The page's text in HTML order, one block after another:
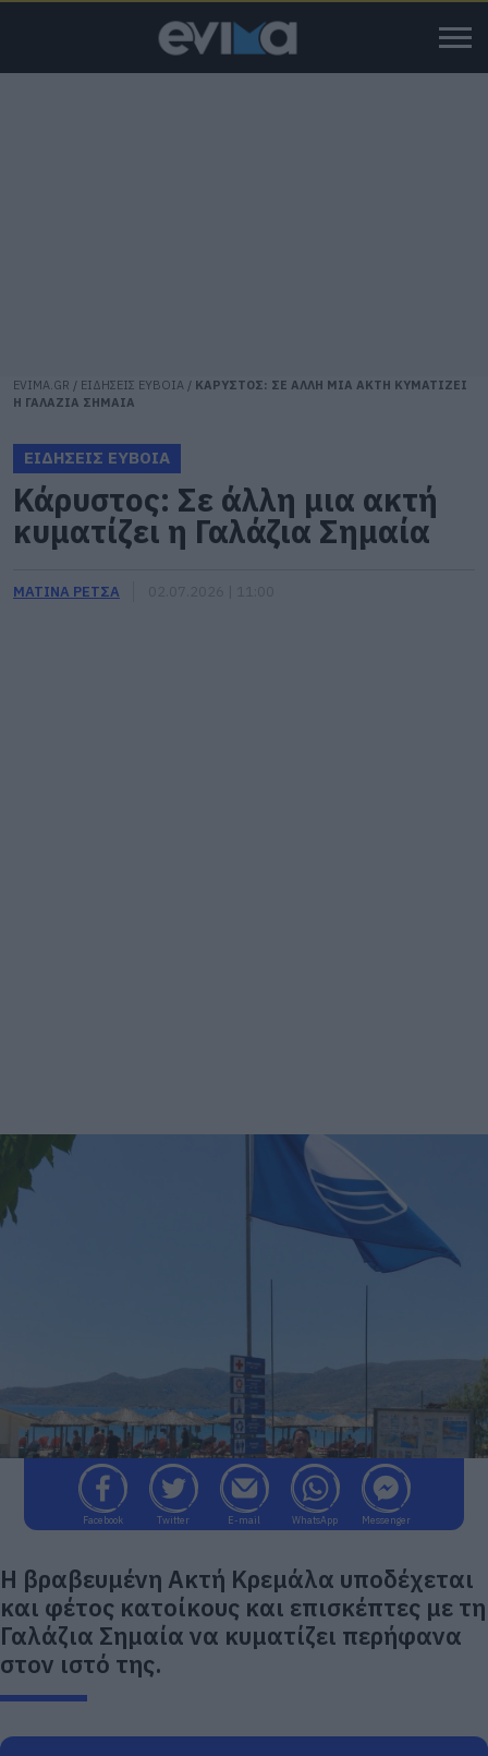
EVIMA.GR / ΕΙΔΗΣΕΙΣ ΕΥΒΟΙΑ / ΚΑΡΥΣΤΟΣ: ΣΕ ΑΛΛΗ ΜΙΑ ΑΚΤΗ ΚΥΜΑΤΙΖΕΙ
Η ΓΑΛΑΖΙΑ ΣΗΜΑΙΑ
ΕΙΔΗΣΕΙΣ ΕΥΒΟΙΑ
Κάρυστος: Σε άλλη μια ακτή
κυματίζει η Γαλάζια Σημαία
ΜΑΤΙΝΑ ΡΕΤΣΑ
Facebook Twitter E-mail WhatsApp Messenger
Η βραβευμένη Ακτή Κρεμάλα υποδέχεται
και φέτος κατοίκους και επισκέπτες με τη
Γαλάζια Σημαία να κυματίζει περήφανα
στον ιστό της.